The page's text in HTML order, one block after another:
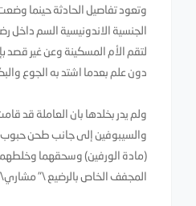
وتعود تفاصيل الحادثة حينما
الجنسية الاندونيسية السم داخل
لتقم الأم المسكينة وعن غير قصد
دون علم بعدما اشتد به الجوع
ولم يدر بخلدها بان العاملة قد
والسيبوفين إلى جانب طحن حبوب
(مادة الورفين) وسحقهما
المجفف الخاص بالرضيع \"